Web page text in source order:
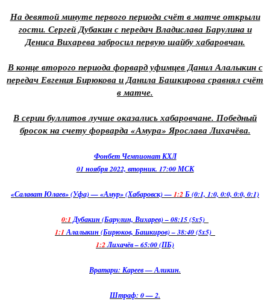
На девятой минуте первого периода счёт в матче открыли
гости. Сергей Дубакин с передач Владислава Барулина и
Дениса Вихарева забросил первую шайбу хабаровчан.
В конце второго периода форвард уфимцев Данил Алалыкин с
передач Евгения Бирюкова и Данила Башкирова сравнял счёт
в матче.
В серии буллитов лучше оказались хабаровчане. Победный
бросок на счету форварда «Амура» Ярослава Лихачёва.
Фонбет Чемпионат КХЛ
01 ноября 2022, вторник. 17:00 МСК
«Салават Юлаев» (Уфа) — «Амур» (Хабаровск) —1:2Б (0:1, 1:0, 0:0, 0:0, 0:1)
0:1Дубакин (Барулин, Вихарев) – 08:15 (5x5)
1:1Алалыкин (Бирюков, Башкиров) – 38:40 (5x5)
1:2Лихачёв – 65:00 (ПБ)
Вратари: Кареев — Аликин.
Штраф: 0 — 2.